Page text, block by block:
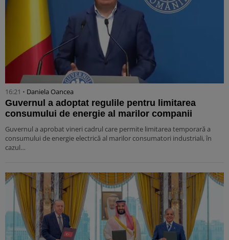
16:21 • Daniela Oancea
Guvernul a adoptat regulile pentru limitarea
consumului de energie al marilor companii
Guvernul a aprobat vineri cadrul care permite limitarea temporară a
consumului de energie electrică al marilor consumatori industriali, în
cazul…